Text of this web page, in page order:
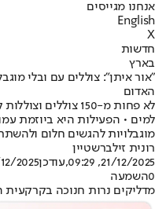
אנחנו מגייסים
English
X
חדשות
בארץ
״אור איתן": צוללים עם ובלי
האדום
למים • הפעילות היא ביוזמת
מוגבלויות להגשים חלום
רונית זילברשטיין
21/12/2025, 09:29
,עודכן2025, 09:36
0השמעה
מדליקים נרות חנוכה בקרקעית